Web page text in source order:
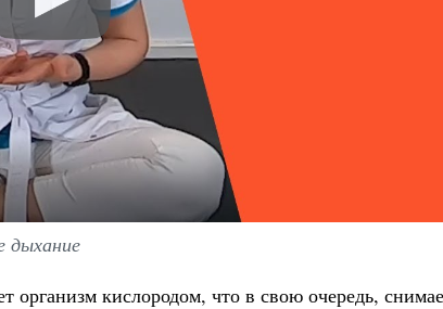
дыхание
кислородом, что в свою очередь,